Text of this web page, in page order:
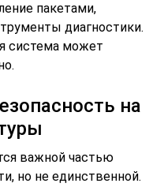
пакетами,
диагностики.
система может
на
важной частью
но не единственной.